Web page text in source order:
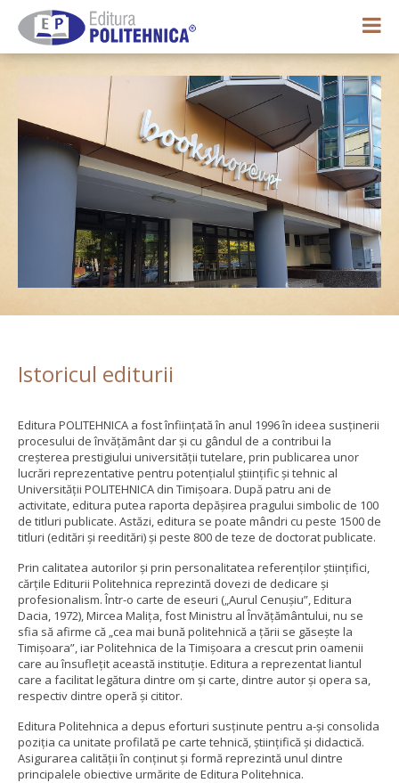
0,00 lei
Istoricul editurii
Editura POLITEHNICA a fost înfiinţată în anul 1996 în ideea susținerii
procesului de învățământ dar și cu gândul de a contribui la
creşterea prestigiului universităţii tutelare, prin publicarea unor
lucrări reprezentative pentru potenţialul ştiinţific şi tehnic al
Universităţii POLITEHNICA din Timişoara. După patru ani de
activitate, editura putea raporta depăşirea pragului simbolic de 100
de titluri publicate. Astăzi, editura se poate mândri cu peste 1500 de
titluri (editări şi reeditări) şi peste 800 de teze de doctorat publicate.
Prin calitatea autorilor și prin personalitatea referenților științifici,
cărțile Editurii Politehnica reprezintă dovezi de dedicare și
profesionalism. Într-o carte de eseuri („Aurul Cenușiu”, Editura
Dacia, 1972), Mircea Malița, fost Ministru al Învățământului, nu se
sfia să afirme că „cea mai bună politehnică a țării se găsește la
Timișoara”, iar Politehnica de la Timișoara a crescut prin oamenii
care au însuflețit această instituție. Editura a reprezentat liantul
care a facilitat legătura dintre om și carte, dintre autor și opera sa,
respectiv dintre operă și cititor.
Editura Politehnica a depus eforturi susținute pentru a-și consolida
poziția ca unitate profilată pe carte tehnică, științifică și didactică.
Asigurarea calității în conținut și formă reprezintă unul dintre
principalele obiective urmărite de Editura Politehnica.